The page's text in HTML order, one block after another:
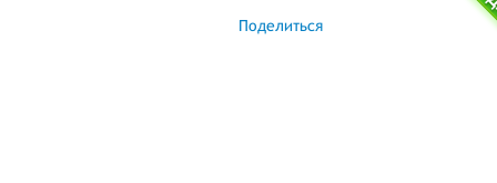
Поделиться